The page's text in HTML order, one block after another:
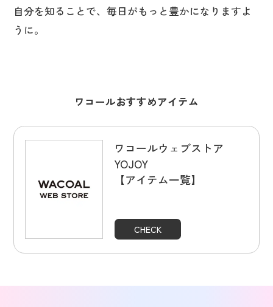
自分を知ることで、毎日がもっと豊かになりますよ
うに。
ワコールおすすめアイテム
ワコールウェブストア
YOJOY
【アイテム一覧】
CHECK